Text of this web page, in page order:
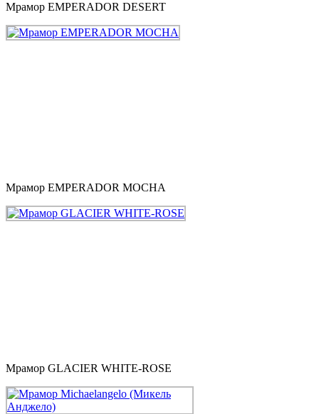
Мрамор EMPERADOR DESERT
Мрамор EMPERADOR MOCHA
Мрамор GLACIER WHITE-ROSE